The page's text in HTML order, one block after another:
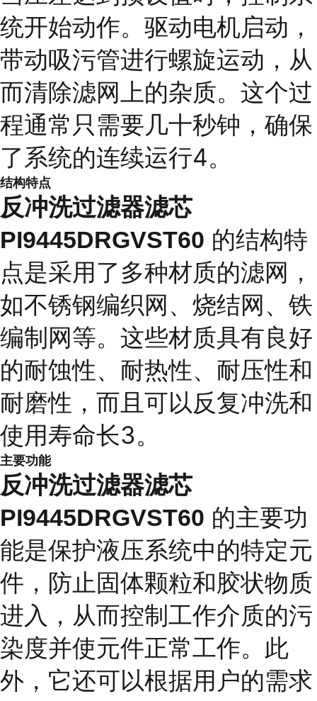
统开始动作。驱动电机启动，
带动吸污管进行螺旋运动，从
而清除滤网上的杂质。这个过
程通常只需要几十秒钟，确保
了系统的连续运行4。
结构特点
反冲洗过滤器滤芯
PI9445DRGVST60 的结构特
点是采用了多种材质的滤网，
如不锈钢编织网、烧结网、铁
编制网等。这些材质具有良好
的耐蚀性、耐热性、耐压性和
耐磨性，而且可以反复冲洗和
使用寿命长3。
主要功能
反冲洗过滤器滤芯
PI9445DRGVST60 的主要功
能是保护液压系统中的特定元
件，防止固体颗粒和胶状物质
进入，从而控制工作介质的污
染度并使元件正常工作。此
外，它还可以根据用户的需求